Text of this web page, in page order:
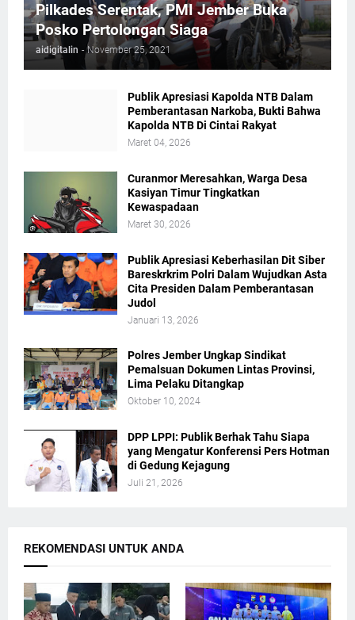
Pilkades Serentak, PMI Jember Buka
Posko Pertolongan Siaga
aidigitalin - November 25, 2021
Publik Apresiasi Kapolda NTB Dalam
Pemberantasan Narkoba, Bukti Bahwa
Kapolda NTB Di Cintai Rakyat
Maret 04, 2026
Curanmor Meresahkan, Warga Desa
Kasiyan Timur Tingkatkan
Kewaspadaan
Maret 30, 2026
Publik Apresiasi Keberhasilan Dit Siber
Bareskrkrim Polri Dalam Wujudkan Asta
Cita Presiden Dalam Pemberantasan
Judol
Januari 13, 2026
Polres Jember Ungkap Sindikat
Pemalsuan Dokumen Lintas Provinsi,
Lima Pelaku Ditangkap
Oktober 10, 2024
DPP LPPI: Publik Berhak Tahu Siapa
yang Mengatur Konferensi Pers Hotman
di Gedung Kejagung
Juli 21, 2026
REKOMENDASI UNTUK ANDA